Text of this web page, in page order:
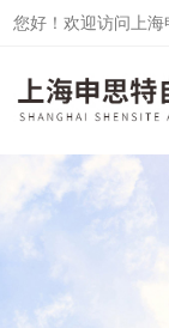
您好！欢迎访问上海